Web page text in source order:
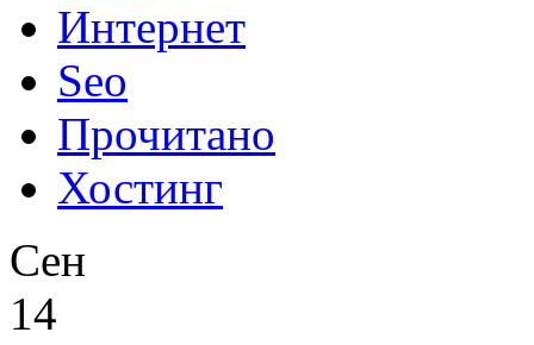
Интернет
Seo
Прочитано
Хостинг
Сен
14